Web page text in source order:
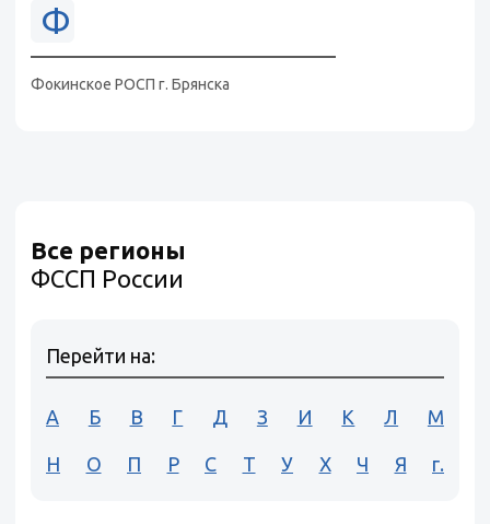
Ф
Фокинское РОСП г. Брянска
Все регионы
ФССП России
Перейти на:
А Б В Г Д З И К Л М
Н О П Р С Т У Х Ч Я г.